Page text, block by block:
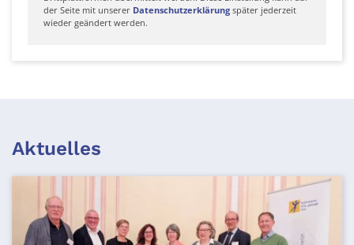
der Seite mit unserer Datenschutzerklärung später jederzeit
wieder geändert werden.
Aktuelles